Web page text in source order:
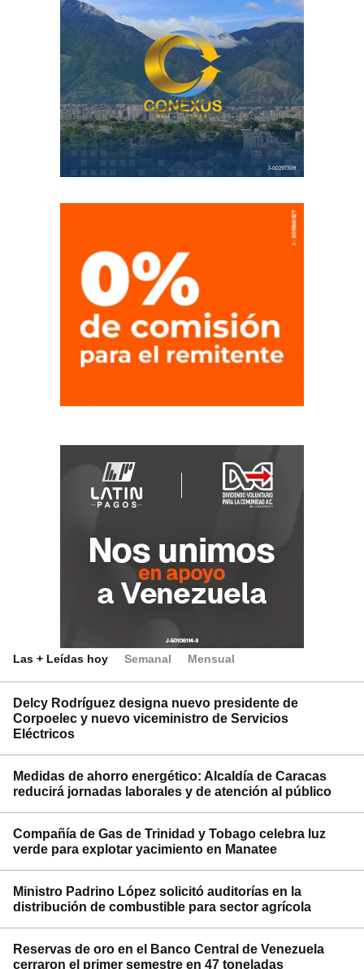
Las + Leídas hoy Semanal Mensual
Delcy Rodríguez designa nuevo presidente de
Corpoelec y nuevo viceministro de Servicios
Eléctricos
Medidas de ahorro energético: Alcaldía de Caracas
reducirá jornadas laborales y de atención al público
Compañía de Gas de Trinidad y Tobago celebra luz
verde para explotar yacimiento en Manatee
Ministro Padrino López solicitó auditorías en la
distribución de combustible para sector agrícola
Reservas de oro en el Banco Central de Venezuela
cerraron el primer semestre en 47 toneladas